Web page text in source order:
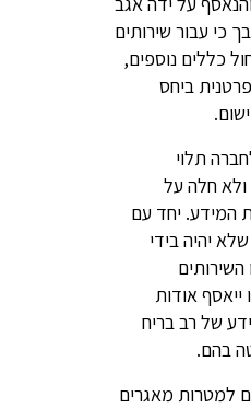
כי עבור שירותים
כללים נוספים,
ביחס
תלוי
חלה על
המידע. יחד עם
יהיה בידי
אודות
של רב בריח
בהם.
למטרות מאגרים